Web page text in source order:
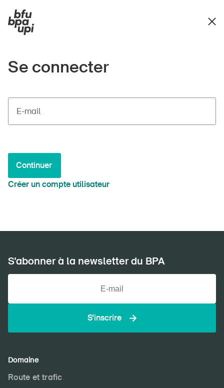
Se connecter
E-mail
Continuer
Créer un compte utilisateur
S'abonner à la newsletter du BPA
S'inscrire
Domaine
Route et trafic